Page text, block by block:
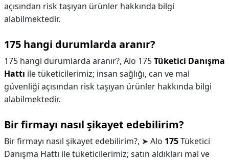
açısından risk taşıyan ürünler hakkında bilgi
alabilmektedir.
175 hangi durumlarda aranır?
175 hangi durumlarda aranır?, Alo 175Tüketici Danışma
Hattı ile tüketicilerimiz; insan sağlığı, can ve mal
güvenliği açısından risk taşıyan ürünler hakkında bilgi
alabilmektedir.
Bir firmayı nasıl şikayet edebilirim?
Bir firmayı nasıl şikayet edebilirim?, ➤ Alo 175Tüketici
Danışma Hattı ile tüketicilerimiz; satın aldıkları mal ve